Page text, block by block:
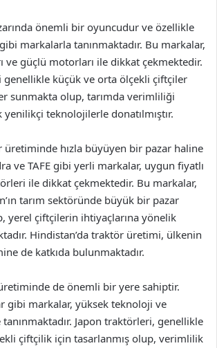
önemli bir oyuncudur ve özellikle
markalarla tanınmaktadır. Bu markalar,
ve güçlü motorları ile dikkat çekmektedir.
küçük ve orta ölçekli çiftçiler
sunmakta olup, tarımda verimliliği
teknolojilerle donatılmıştır.
hızla büyüyen bir pazar haline
ve TAFE gibi yerli markalar, uygun fiyatlı
ile dikkat çekmektedir. Bu markalar,
tarım sektöründe büyük bir pazar
yerel çiftçilerin ihtiyaçlarına yönelik
Hindistan’da traktör üretimi, ülkenin
de katkıda bulunmaktadır.
de önemli bir yere sahiptir.
gibi markalar, yüksek teknoloji ve
Japon traktörleri, genellikle
çiftçilik için tasarlanmış olup, verimlilik